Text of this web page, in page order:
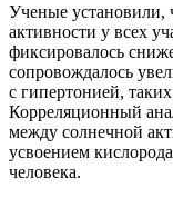
Ученые установили,
активности у всех
фиксировалось
сопровождалось
с гипертонией,
Корреляционный
между солнечной
усвоением
человека.